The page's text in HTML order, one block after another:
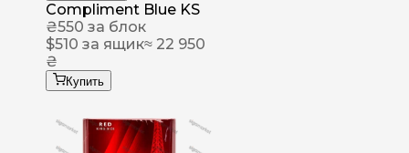
Compliment Blue KS
₴550 за блок
$510 за ящик≈ 22 950
₴
Купить